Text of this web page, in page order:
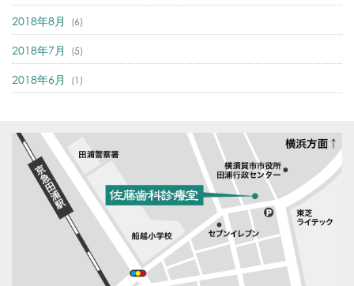
2018年8月 (6)
2018年7月 (5)
2018年6月 (1)